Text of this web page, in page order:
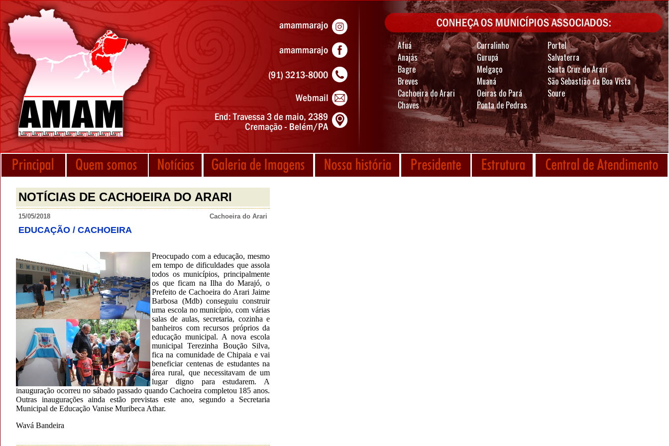
Afuá Curralinho
Portel
Anajás
Gurupá
Salvaterra
Bagre
Melgaço
Santa Cruz do Arari
Breves
Muaná
São Sebastião da Boa Vista
Cachoeira do Arari
Oeiras do Pará
Soure
Chaves
Ponta de Pedras
NOTÍCIAS DE CACHOEIRA DO ARARI
15/05/2018 Cachoeira do Arari
EDUCAÇÃO / CACHOEIRA
Preocupado com a educação, mesmo
em tempo de dificuldades que assola
todos os municípios, principalmente
os que ficam na Ilha do Marajó, o
Prefeito de Cachoeira do Arari Jaime
Barbosa (Mdb) conseguiu construir
uma escola no município, com várias
salas de aulas, secretaria, cozinha e
banheiros com recursos próprios da
educação municipal. A nova escola
municipal Terezinha Boução Silva,
fica na comunidade de Chipaia e vai
beneficiar centenas de estudantes na
área rural, que necessitavam de um
lugar digno para estudarem. A
inauguração ocorreu no sábado passado quando Cachoeira completou 185 anos.
Outras inaugurações ainda estão previstas este ano, segundo a Secretaria
Municipal de Educação Vanise Muribeca Athar.
Wavá Bandeira